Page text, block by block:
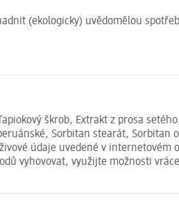
(ekologicky) uvědomělou
škrob, Extrakt z prosa
Sorbitan stearát, Sorbitan
údaje uvedené v internetovém
vyhovovat, využijte možnosti